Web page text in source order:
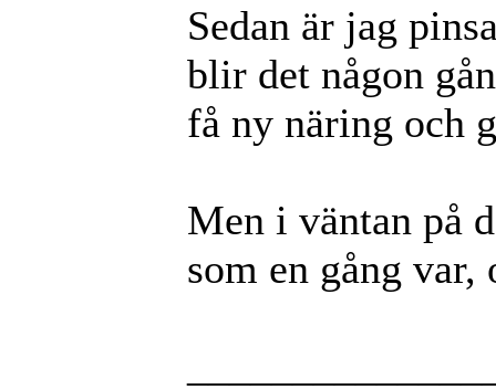
Sedan är jag
blir det någon
få ny näring och
Men i väntan på
som en gång var,